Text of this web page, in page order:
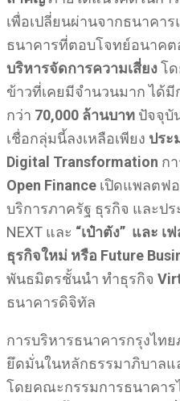
เพื่อเปลี่ยนผ่านจากธนาคา
ธนาคารที่ตอบโจทย์อนาคต
บริหารจัดการความเสี่ยงโ
ข้าวที่เคยมีจำนวนมาก ได้
กว่า 70,000 ล้านบาท ปัจจุบั
เชื่อกลุ่มนี้ลงเหลือเพียง ปร
Digital Transformation ก
Open Finance เปิดแพลตฟ
บริการภาครัฐ ธุรกิจ และป
NEXT และ “เป๋าตัง” และ เ
ธุรกิจใหม่ หรือ Future
พันธมิตรชั้นนำ ทำธุรกิจ
ธนาคารดิจิทัล
การบริหารธนาคารกรุงไท
ยึดมั่นในหลักธรรมาภิบาล
โดยคณะกรรมการธนาคาร